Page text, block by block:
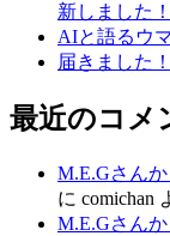
新しました
AIと語るウ
届きました
最近のコメ
M.E.Gさん
に comichan
M.E.Gさん